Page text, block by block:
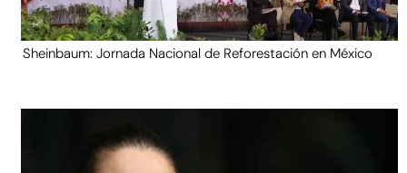
Sheinbaum: Jornada Nacional de Reforestación en México